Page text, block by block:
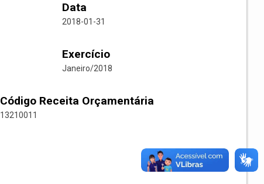
Data
2018-01-31
Exercício
Janeiro/2018
Código Receita Orçamentária
13210011